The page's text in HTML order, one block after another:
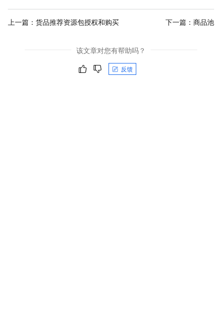
上一篇： 货品推荐资源包授权和购买 下一篇： 商品池
该文章对您有帮助吗？
反馈